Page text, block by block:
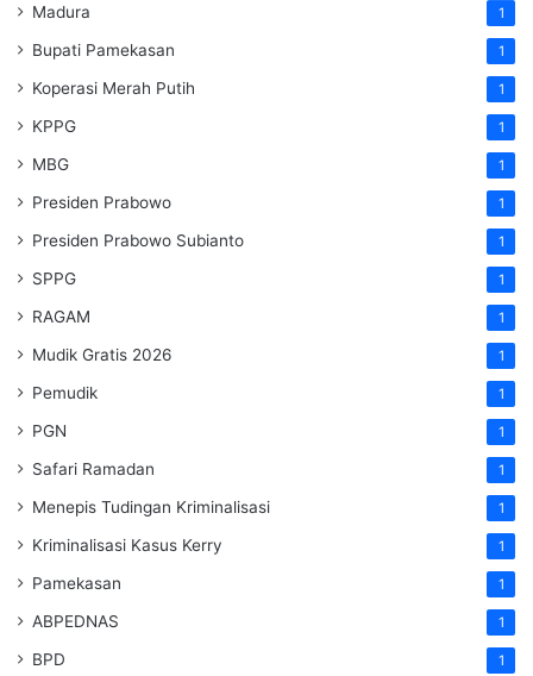
Madura 1
Bupati Pamekasan 1
Koperasi Merah Putih 1
KPPG 1
MBG 1
Presiden Prabowo 1
Presiden Prabowo Subianto 1
SPPG 1
RAGAM 1
Mudik Gratis 2026 1
Pemudik 1
PGN 1
Safari Ramadan 1
Menepis Tudingan Kriminalisasi 1
Kriminalisasi Kasus Kerry 1
Pamekasan 1
ABPEDNAS 1
BPD 1